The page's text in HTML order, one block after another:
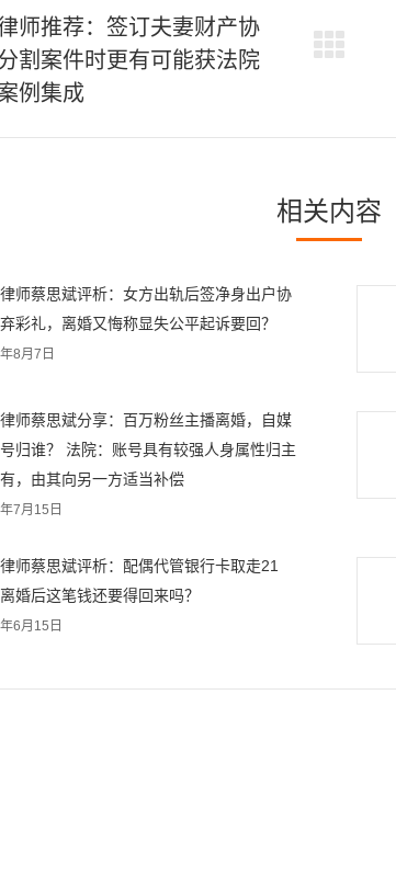
师推荐：签订夫妻财产协
割案件时更有可能获法院
例集成
相关内容
师蔡思斌评析：女方出轨后签净身出户协
彩礼，离婚又悔称显失公平起诉要回？
8月7日
师蔡思斌分享：百万粉丝主播离婚，自媒
归谁？ 法院：账号具有较强人身属性归主
，由其向另一方适当补偿
7月15日
师蔡思斌评析：配偶代管银行卡取走21
婚后这笔钱还要得回来吗？
6月15日